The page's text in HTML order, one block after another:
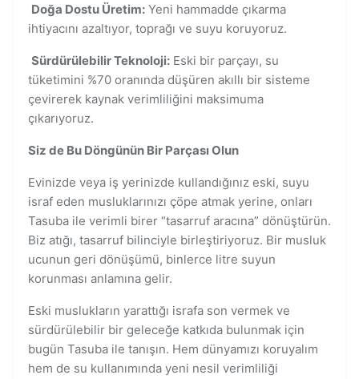
Doğa Dostu Üretim: Yeni hammadde çıkarma
ihtiyacını azaltıyor, toprağı ve suyu koruyoruz.
Sürdürülebilir Teknoloji: Eski bir parçayı, su
tüketimini %70 oranında düşüren akıllı bir sisteme
çevirerek kaynak verimliliğini maksimuma
çıkarıyoruz.
Siz de Bu Döngünün Bir Parçası Olun
Evinizde veya iş yerinizde kullandığınız eski, suyu
israf eden musluklarınızı çöpe atmak yerine, onları
Tasuba ile verimli birer “tasarruf aracına” dönüştürün.
Biz atığı, tasarruf bilinciyle birleştiriyoruz. Bir musluk
ucunun geri dönüşümü, binlerce litre suyun
korunması anlamına gelir.
Eski muslukların yarattığı israfa son vermek ve
sürdürülebilir bir geleceğe katkıda bulunmak için
bugün Tasuba ile tanışın. Hem dünyamızı koruyalım
hem de su kullanımında yeni nesil verimliliği